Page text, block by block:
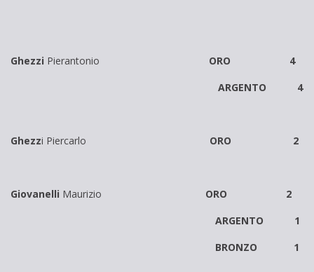
Ghezzi Pierantonio ORO 4
ARGENTO 4
Ghezzi Piercarlo ORO 2
Giovanelli Maurizio ORO 2
ARGENTO 1
BRONZO 1